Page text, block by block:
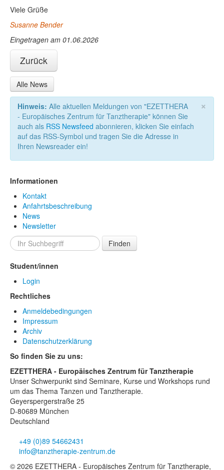
Viele Grüße
Susanne Bender
Eingetragen am 01.06.2026
Zurück
Alle News
×
Hinweis: Alle aktuellen Meldungen von "EZETTHERA
- Europäisches Zentrum für Tanztherapie" können Sie
auch als RSS Newsfeed abonnieren, klicken Sie einfach
auf das RSS-Symbol und tragen Sie die Adresse in
Ihren Newsreader ein!
Informationen
Kontakt
Anfahrtsbeschreibung
News
Newsletter
Finden
Student/innen
Login
Rechtliches
Anmeldebedingungen
Impressum
Archiv
Datenschutzerklärung
So finden Sie zu uns:
EZETTHERA - Europäisches Zentrum für Tanztherapie
Unser Schwerpunkt sind Seminare, Kurse und Workshops rund
um das Thema Tanzen und Tanztherapie.
Geyerspergerstraße 25
D-80689 München
Deutschland
+49 (0)89 54662431
info@tanztherapie-zentrum.de
© 2026 EZETTHERA - Europäisches Zentrum für Tanztherapie,